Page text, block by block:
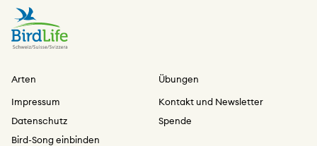
Arten
Übungen
Impressum
Kontakt und Newsletter
Datenschutz
Spende
Bird-Song einbinden